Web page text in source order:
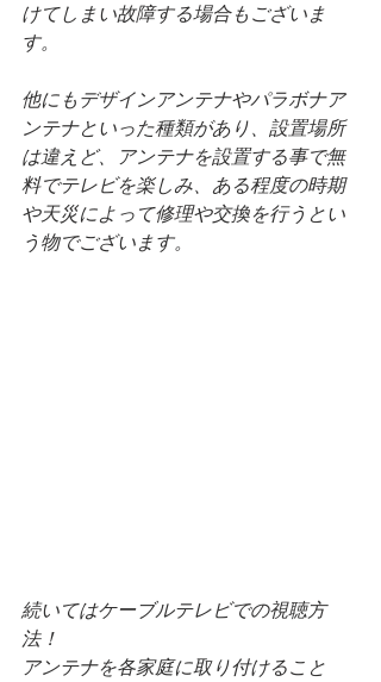
けてしまい故障する場合もございま
す。
他にもデザインアンテナやパラボナア
ンテナといった種類があり、設置場所
は違えど、アンテナを設置する事で無
料でテレビを楽しみ、ある程度の時期
や天災によって修理や交換を行うとい
う物でございます。
続いてはケーブルテレビでの視聴方
法！
アンテナを各家庭に取り付けること